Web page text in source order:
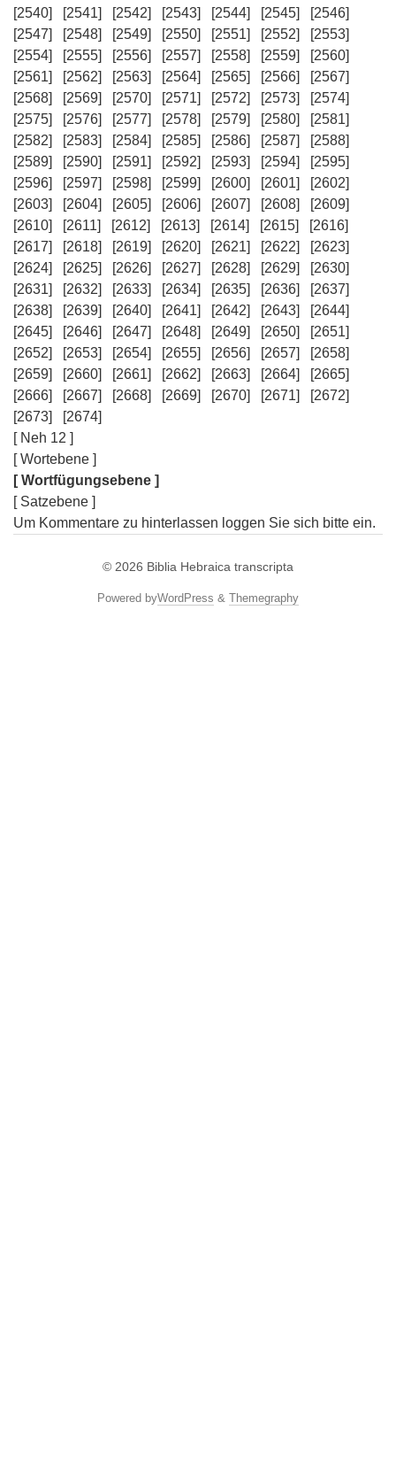
[2540]
[2541] [2542] [2543] [2544] [2545]
[2546]
[2547]
[2548] [2549] [2550] [2551] [2552]
[2553]
[2554]
[2555] [2556] [2557] [2558] [2559]
[2560]
[2561]
[2562] [2563] [2564] [2565] [2566]
[2567]
[2568]
[2569] [2570] [2571] [2572] [2573]
[2574]
[2575]
[2576] [2577] [2578] [2579] [2580]
[2581]
[2582]
[2583] [2584] [2585] [2586] [2587]
[2588]
[2589]
[2590] [2591] [2592] [2593] [2594]
[2595]
[2596]
[2597] [2598] [2599] [2600] [2601]
[2602]
[2603]
[2604] [2605] [2606] [2607] [2608]
[2609]
[2610]
[2611] [2612] [2613] [2614] [2615]
[2616]
[2617]
[2618] [2619] [2620] [2621] [2622]
[2623]
[2624]
[2625] [2626] [2627] [2628] [2629]
[2630]
[2631]
[2632] [2633] [2634] [2635] [2636]
[2637]
[2638]
[2639] [2640] [2641] [2642] [2643]
[2644]
[2645]
[2646] [2647] [2648] [2649] [2650]
[2651]
[2652]
[2653] [2654] [2655] [2656] [2657]
[2658]
[2659]
[2660] [2661] [2662] [2663] [2664]
[2665]
[2666]
[2667] [2668] [2669] [2670] [2671]
[2672]
[2673]
[2674]
[ Neh 12 ]
[ Wortebene ]
[ Wortfügungsebene ]
[ Satzebene ]
Um Kommentare zu hinterlassen loggen Sie sich bitte ein.
© 2026 Biblia Hebraica transcripta
Powered byWordPress & Themegraphy